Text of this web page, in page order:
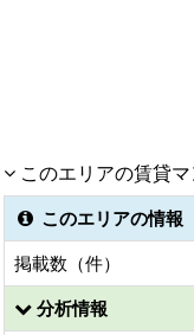
このエリアの賃貸
このエリアの情報
掲載数（件）
分析情報